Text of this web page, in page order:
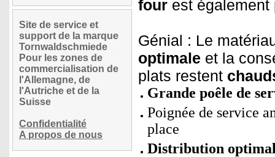
Site de service et
support de la marque
Tornwaldschmiede
Pour les zones de
commercialisation de
l'Allemagne, de
l'Autriche et de la
Suisse
Confidentialité
A propos de nous
four est également
Génial : Le
optimale et la
plats restent
Grande poêle de
Poignée de service
place
Distribution